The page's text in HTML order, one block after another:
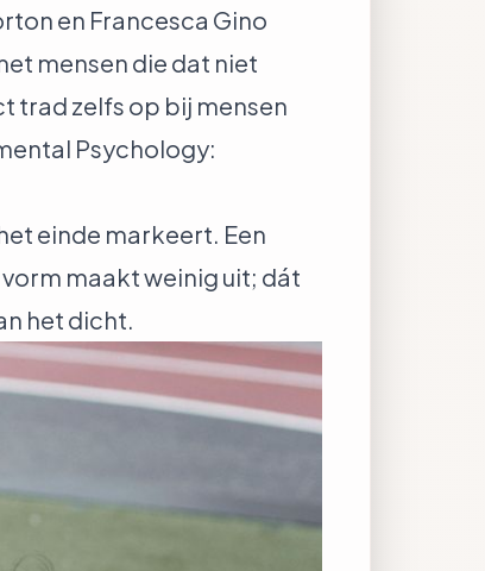
en Francesca Gino
mensen die dat niet
trad zelfs op bij mensen
Psychology:
einde markeert. Een
maakt weinig uit; dát
het dicht.